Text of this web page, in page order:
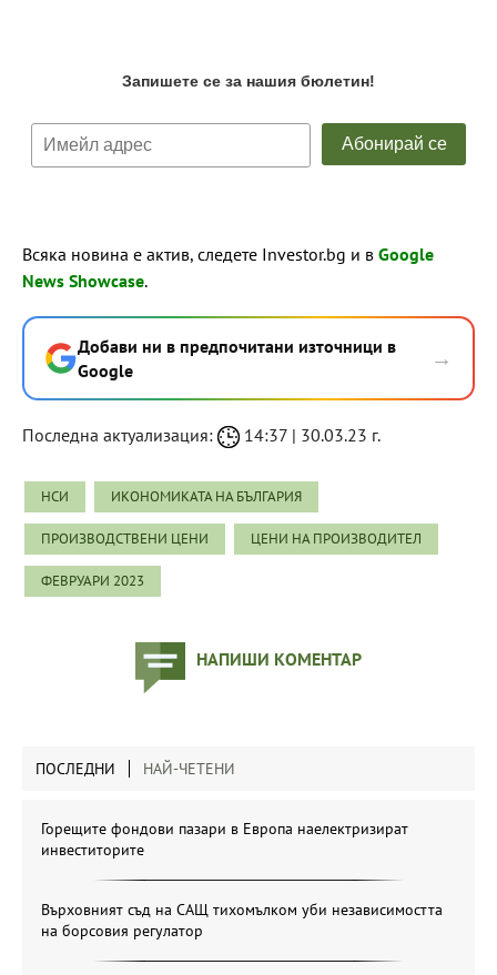
Всяка новина е актив, следете Investor.bg и в Google
News Showcase.
Добави ни в предпочитани източници в
Google
→
Последна актуализация: 14:37 | 30.03.23 г.
НСИ ИКОНОМИКАТА НА БЪЛГАРИЯ
ПРОИЗВОДСТВЕНИ ЦЕНИ ЦЕНИ НА ПРОИЗВОДИТЕЛ
ФЕВРУАРИ 2023
НАПИШИ КОМЕНТАР
ПОСЛЕДНИ НАЙ-ЧЕТЕНИ
Горещите фондови пазари в Европа наелектризират
инвеститорите
Върховният съд на САЩ тихомълком уби независимостта
на борсовия регулатор